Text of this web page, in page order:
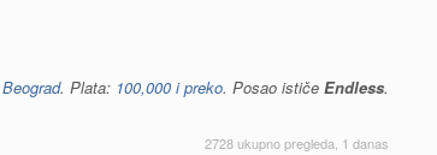
Beograd. Plata: 100,000 i preko. Posao ističe Endless.
2728 ukupno pregleda, 1 danas